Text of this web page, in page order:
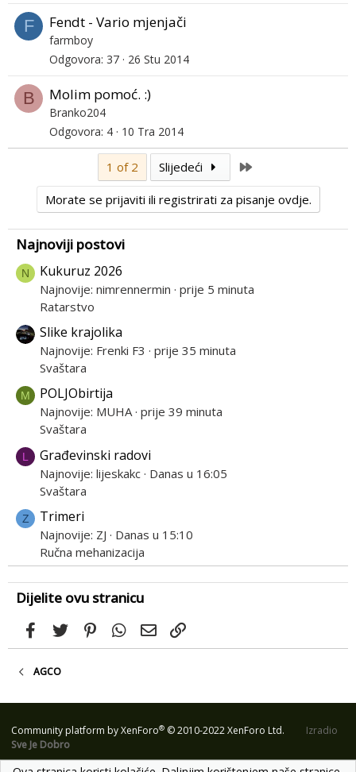
F Fendt - Vario mjenjači
farmboy
Odgovora 37 26 Stu 2014
B Molim pomoć. :)
Branko204
Odgovora 4 10 Tra 2014
1 of 2 Slijedeći
Morate se prijaviti ili registrirati za pisanje ovdje.
Najnoviji postovi
N Kukuruz 2026
Najnovije: nimrennermin prije 5 minuta
Ratarstvo
Slike krajolika
Najnovije: Frenki F3
prije 35 minuta
Svaštara
M POLJObirtija
Najnovije: MUHA prije 39 minuta
Svaštara
L Građevinski radovi
Najnovije: lijeskakc Danas u 16:05
Svaštara
Z Trimeri
Najnovije: ZJ
Danas u 15:10
Ručna mehanizacija
Dijelite ovu stranicu
FacebookTwitterPinterestWhatsApp
Email
AGCO
Community platform by XenForo® © 2010-2022 XenForo Ltd.
Izradio
Sve Je Dobro